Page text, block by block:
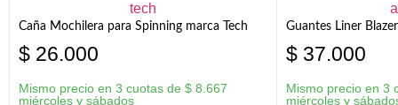
Caña Mochilera para Spinning marca Tech
$ 26.000
Mismo precio en 3 cuotas de $ 8.667
miércoles y sábados
Guantes Liner
$ 37.000
Mismo precio en 3
miércoles y